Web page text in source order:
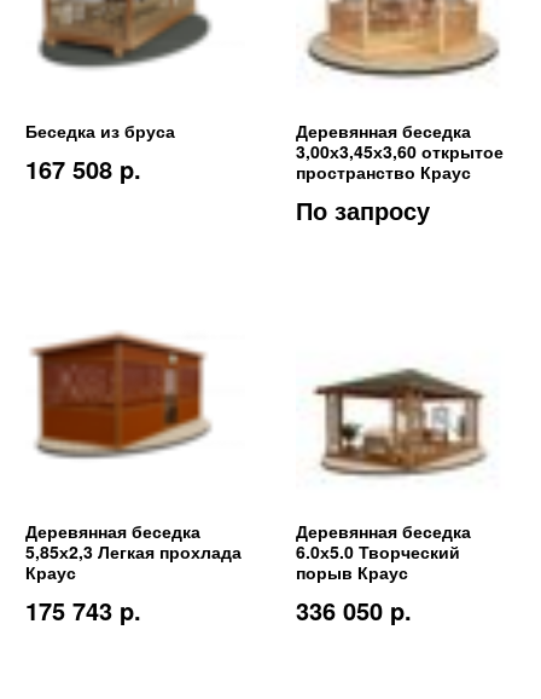
Беседка из бруса
167 508 p.
Деревянная беседка
3,00х3,45х3,60 открытое
пространство Краус
По запросу
Деревянная беседка
5,85х2,3 Легкая прохлада
Краус
175 743 p.
Деревянная беседка
6.0х5.0 Творческий
порыв Краус
336 050 p.